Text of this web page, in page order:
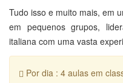
Tudo isso e muito mais, em
em pequenos grupos,
italiana com uma vasta
Por dia : 4 aulas em